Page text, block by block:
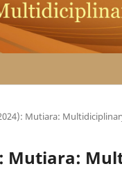
Mutiara:
Mutiara: